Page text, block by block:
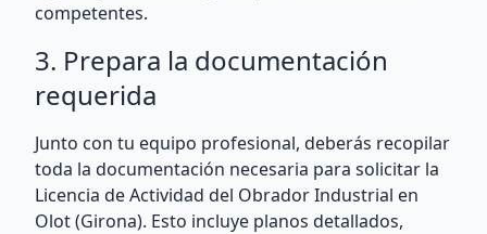
competentes.
3. Prepara la documentación
requerida
Junto con tu equipo profesional, deberás recopilar
toda la documentación necesaria para solicitar la
Licencia de Actividad del Obrador Industrial en
Olot (Girona). Esto incluye planos detallados,